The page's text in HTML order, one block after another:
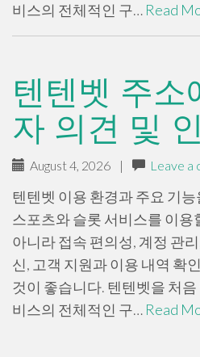
비스의 전체적인 구… Read
텐텐벳 주소
자 의견 및
August 4, 2026 | Leave a
텐텐벳 이용 환경과 주요 기
스포츠와 슬롯 서비스를 이용
아니라 접속 편의성, 계정 관
신, 고객 지원과 이용 내역 확
것이 좋습니다. 텐텐벳을 처
비스의 전체적인 구… Read